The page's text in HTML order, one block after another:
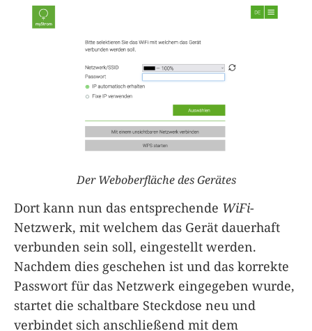
Der Weboberfläche des Gerätes
Dort kann nun das entsprechende WiFi-
Netzwerk, mit welchem das Gerät dauerhaft
verbunden sein soll, eingestellt werden.
Nachdem dies geschehen ist und das korrekte
Passwort für das Netzwerk eingegeben wurde,
startet die schaltbare Steckdose neu und
verbindet sich anschließend mit dem